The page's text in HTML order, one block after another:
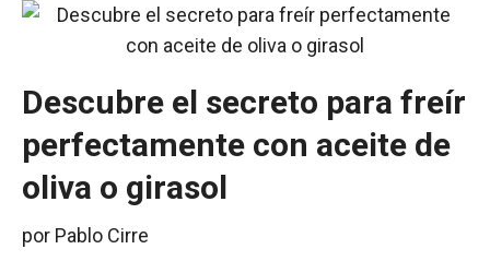
Descubre el secreto para freír
perfectamente con aceite de
oliva o girasol
por Pablo Cirre